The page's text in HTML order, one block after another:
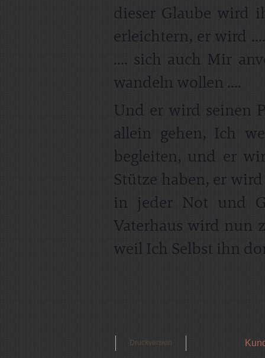
dieser Glaube wird
erleichtern, er wird
.... sich auch Mir
wandeln wollen ....
Und er wird seinen
allein gehen, Ich
begleiten, und er
Stütze haben, er
in jeder Not und
Vaterhaus wird nun
weil Ich Selbst ihn
Druckversion